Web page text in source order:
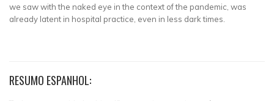
we saw with the naked eye in the context of the pandemic, was
already latent in hospital practice, even in less dark times.
RESUMO ESPANHOL: